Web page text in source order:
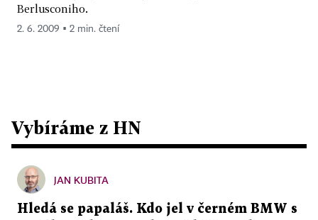
Berlusconiho.
2. 6. 2009 ▪ 2 min. čtení
Vybíráme z HN
JAN KUBITA
Hledá se papaláš. Kdo jel v černém BMW s